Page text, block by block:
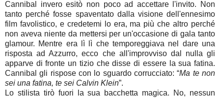
Cannibal invero esitò non poco ad accettare l'invito. Non
tanto perché fosse spaventato dalla visione dell'ennesimo
film favolistico, e credetemi lo era, ma più che altro perché
non aveva niente da mettersi per un'occasione di gala tanto
glamour. Mentre era lì lì che temporeggiava nel dare una
risposta ad Azzurro, ecco che all'improvviso dal nulla gli
apparve di fronte un tizio che disse di essere la sua fatina.
Cannibal gli rispose con lo sguardo corrucciato: “Ma te non
sei una fatina, te sei Calvin Klein”.
Lo stilista tirò fuori la sua bacchetta magica. No, nessun